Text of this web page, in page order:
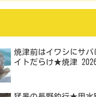
焼津前はイワシにサバ
イトだらけ★焼津